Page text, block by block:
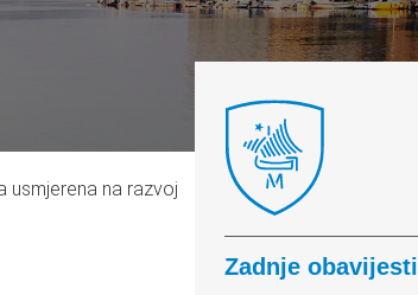
usmjerena na razvoj
Zadnje obavijesti